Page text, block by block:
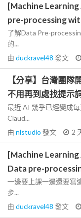
[Machine Learning
pre-processing
了解Data Pre-
的...
由 duckravel48 發文
【分享】台灣團
不用再到處找提示
最近 AI 幾乎已經變成
Claud...
由 nlstudio 發文 2
[Machine Learning
Data pre-
一邊要上課一邊還要寫
步...
由 duckravel48 發文